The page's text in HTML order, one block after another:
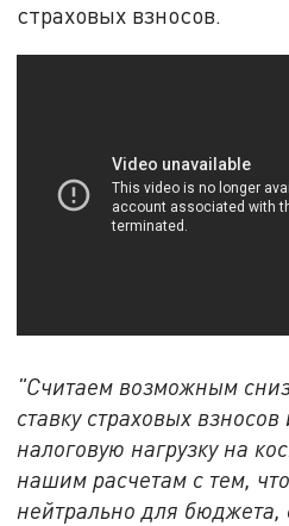
страховых взносов.
"Считаем возможным
ставку страховых
налоговую нагрузку на
нашим расчетам с тем,
нейтрально для